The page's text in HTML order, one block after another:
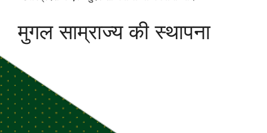
मुगल साम्राज्य की स्थापना